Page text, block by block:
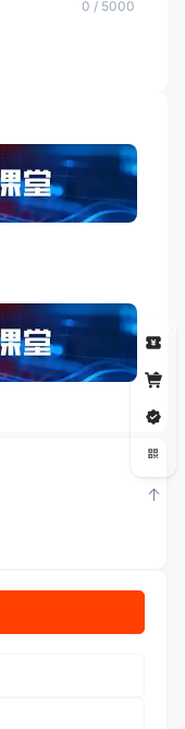
0 / 5000